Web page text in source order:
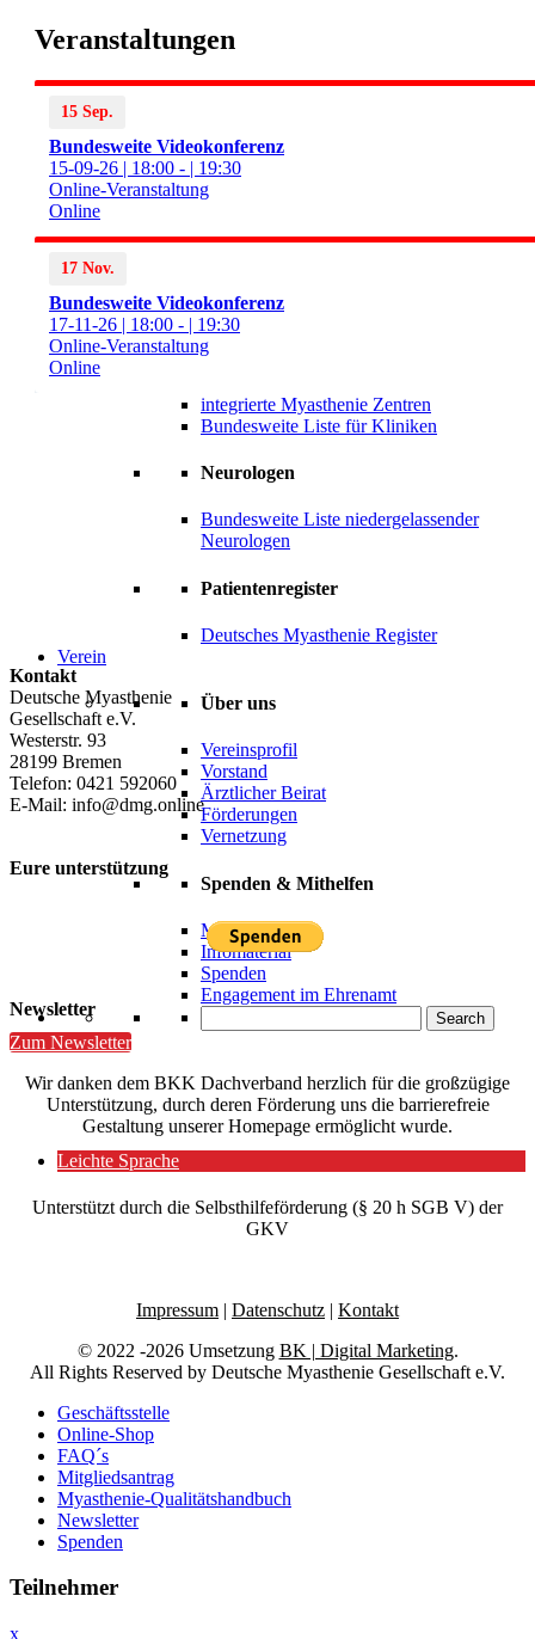
Engagement
Regionalgruppen
Beratung
Deutsche Hirnstiftung
Intranet
Versorgungsqualität
Kliniken
integrierte Myasthenie Zentren
Bundesweite Liste für Kliniken
Neurologen
Bundesweite Liste niedergelassender
Neurologen
Patientenregister
Deutsches Myasthenie Register
Verein
Über uns
Vereinsprofil
Vorstand
Ärztlicher Beirat
Förderungen
Vernetzung
Spenden & Mithelfen
Mitgliedschaft
Infomaterial
Spenden
Engagement im Ehrenamt
Search
Leichte Sprache
Veranstaltungen
15 Sep.
Bundesweite Videokonferenz
15-09-26 | 18:00 - | 19:30
Online-Veranstaltung
Online
17 Nov.
Bundesweite Videokonferenz
17-11-26 | 18:00 - | 19:30
Online-Veranstaltung
Online
Kontakt
Deutsche Myasthenie
Gesellschaft e.V.
Westerstr. 93
28199 Bremen
Telefon: 0421 592060
E-Mail: info@dmg.online
Eure unterstützung
Newsletter
Zum Newsletter
Wir danken dem BKK Dachverband herzlich für die großzügige
Unterstützung, durch deren Förderung uns die barrierefreie
Gestaltung unserer Homepage ermöglicht wurde.
Unterstützt durch die Selbsthilfeförderung (§ 20 h SGB V) der
GKV
Impressum | Datenschutz | Kontakt
© 2022 -2026 Umsetzung BK | Digital Marketing.
All Rights Reserved by Deutsche Myasthenie Gesellschaft e.V.
Geschäftsstelle
Online-Shop
FAQ´s
Mitgliedsantrag
Myasthenie-Qualitätshandbuch
Newsletter
Spenden
Teilnehmer
x